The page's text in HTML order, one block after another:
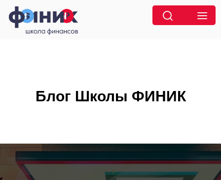
Блог Школы ФИНИК